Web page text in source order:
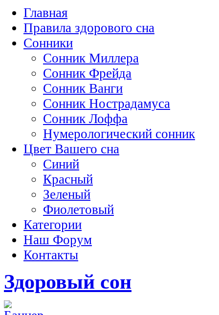
Главная
Правила здорового сна
Сонники
Сонник Миллера
Сонник Фрейда
Сонник Ванги
Сонник Нострадамуса
Сонник Лоффа
Нумерологический сонник
Цвет Вашего сна
Синий
Красный
Зеленый
Фиолетовый
Категории
Наш Форум
Контакты
Здоровый сон